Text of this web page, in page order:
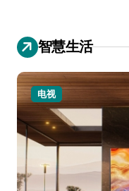
智慧生活
电视